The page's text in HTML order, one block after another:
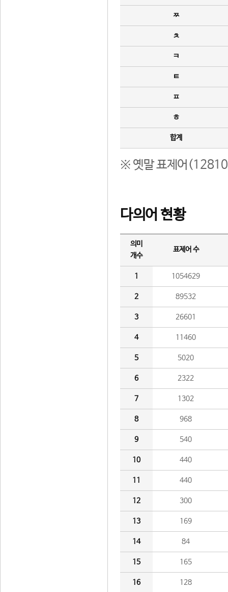
ㅉ
ㅊ
ㅋ
ㅌ
ㅍ
ㅎ
합계
※ 옛말 표제어(12810
다의어 현황
의미
개수
표제어 수
1 1054629
2 89532
3 26601
4 11460
5 5020
6 2322
7 1302
8 968
9 540
10 440
11 440
12 300
13 169
14 84
15 165
16 128